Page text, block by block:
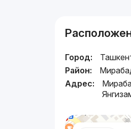
Город:
Район:
Адрес: